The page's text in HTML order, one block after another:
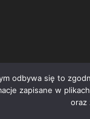
odbywa się to
zapisane w
oraz